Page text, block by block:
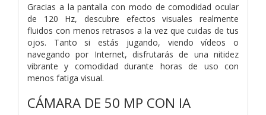
Gracias a la pantalla con modo de comodidad ocular
de 120 Hz, descubre efectos visuales realmente
fluidos con menos retrasos a la vez que cuidas de tus
ojos. Tanto si estás jugando, viendo vídeos o
navegando por Internet, disfrutarás de una nitidez
vibrante y comodidad durante horas de uso con
menos fatiga visual.
CÁMARA DE 50 MP CON IA